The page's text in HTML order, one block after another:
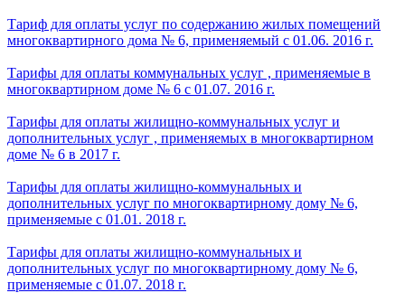
Тариф для оплаты услуг по содержанию жилых помещений
многоквартирного дома № 6, применяемый с 01.06. 2016 г.
Тарифы для оплаты коммунальных услуг , применяемые в
многоквартирном доме № 6 с 01.07. 2016 г.
Тарифы для оплаты жилищно-коммунальных услуг и
дополнительных услуг , применяемых в многоквартирном
доме № 6 в 2017 г.
Тарифы для оплаты жилищно-коммунальных и
дополнительных услуг по многоквартирному дому № 6,
применяемые с 01.01. 2018 г.
Тарифы для оплаты жилищно-коммунальных и
дополнительных услуг по многоквартирному дому № 6,
применяемые с 01.07. 2018 г.